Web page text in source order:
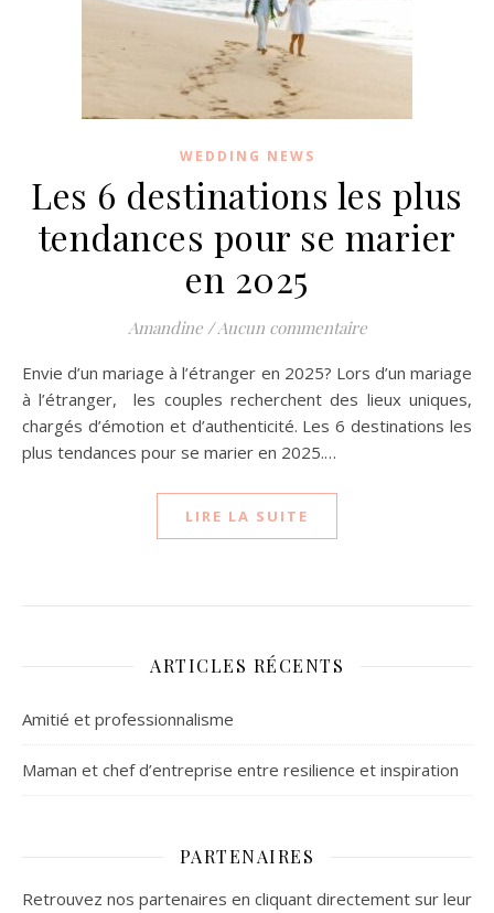
WEDDING NEWS
Les 6 destinations les plus
tendances pour se marier
en 2025
Amandine /Aucun commentaire
Envie d’un mariage à l’étranger en 2025? Lors d’un mariage
à l’étranger, les couples recherchent des lieux uniques,
chargés d’émotion et d’authenticité. Les 6 destinations les
plus tendances pour se marier en 2025.…
LIRE LA SUITE
ARTICLES RÉCENTS
Amitié et professionnalisme
Maman et chef d’entreprise entre resilience et inspiration
PARTENAIRES
Retrouvez nos partenaires en cliquant directement sur leur